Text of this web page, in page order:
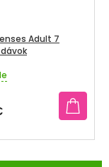
Adult 7